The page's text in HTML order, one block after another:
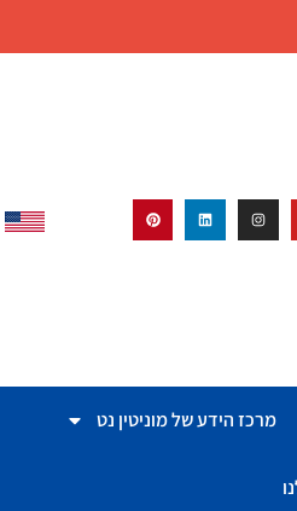
מרכז הידע של מוניטין נט